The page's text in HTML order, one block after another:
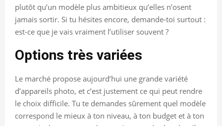
plutôt qu’un modèle plus ambitieux qu’elles n’osent
jamais sortir. Si tu hésites encore, demande-toi surtout :
est-ce que je vais vraiment l’utiliser souvent ?
Options très variées
Le marché propose aujourd’hui une grande variété
d’appareils photo, et c’est justement ce qui peut rendre
le choix difficile. Tu te demandes sûrement quel modèle
correspond le mieux à ton niveau, à ton budget et à ton